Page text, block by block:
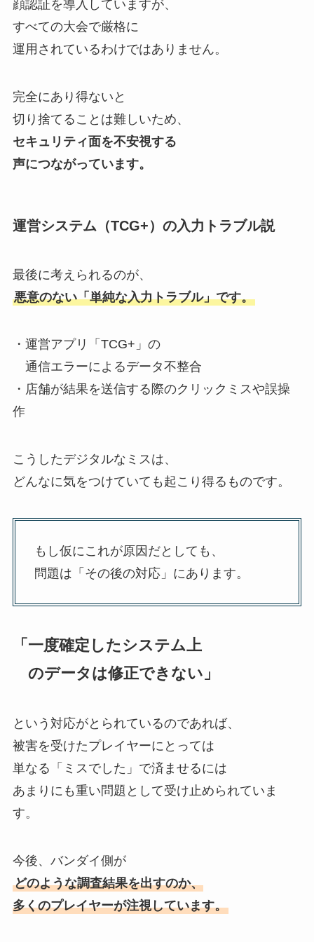
顔認証を導入していますが、
すべての大会で厳格に
運用されているわけではありません。
完全にあり得ないと
切り捨てることは難しいため、
セキュリティ面を不安視する
声につながっています。
運営システム（TCG+）の入力トラブル説
最後に考えられるのが、
悪意のない「単純な入力トラブル」です。
・運営アプリ「TCG+」の
通信エラーによるデータ不整合
・店舗が結果を送信する際のクリックミスや誤操
作
こうしたデジタルなミスは、
どんなに気をつけていても起こり得るものです。
もし仮にこれが原因だとしても、
問題は「その後の対応」にあります。
「一度確定したシステム上
のデータは修正できない」
という対応がとられているのであれば、
被害を受けたプレイヤーにとっては
単なる「ミスでした」で済ませるには
あまりにも重い問題として受け止められていま
す。
今後、バンダイ側が
どのような調査結果を出すのか、
多くのプレイヤーが注視しています。